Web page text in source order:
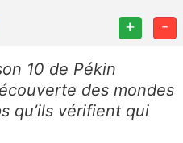
+ -
10 de Pékin
des mondes
qu’ils vérifient qui